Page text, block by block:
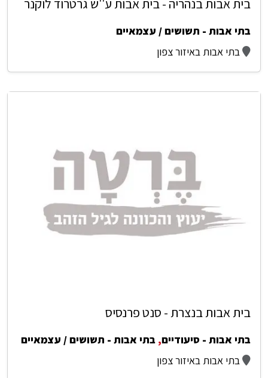
בית אבות בנהריה - בית אבות ע''ש גרטרוד לוקנר
בתי אבות - תשושים / עצמאיים
בתי אבות באיזור צפון
בית אבות בנצרת - סנט פרנסיס
בתי אבות - סיעודיים, בתי אבות - תשושים / עצמאיים
בתי אבות באיזור צפון